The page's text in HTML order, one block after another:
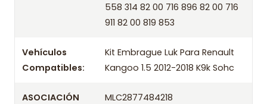
Kit Embrague Luk Para Renault Kangoo 1.5 2013 K9k
Kit Embrague Luk Para Renault Kangoo 1.5 2014 K9k
Sohc
Sohc
558 314 82 00 716 896 82 00 716
911 82 00 819 853
Vehículos
Compatibles:
Kit Embrague Luk Para Renault
Kangoo 1.5 2012-2018 K9k Sohc
ASOCIACIÓN
MLC2877484218